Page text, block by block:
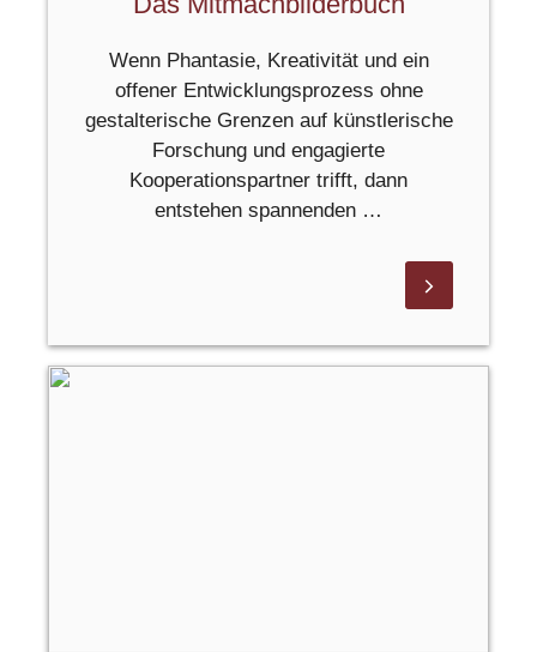
Wenn Phantasie, Kreativität und ein
offener Entwicklungsprozess ohne
gestalterische Grenzen auf künstlerische
Forschung und engagierte
Kooperationspartner trifft, dann
entstehen spannenden …